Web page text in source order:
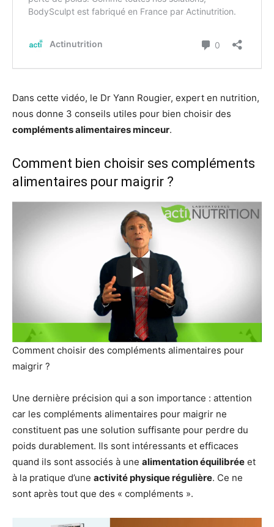
Dans cette vidéo, le Dr Yann Rougier, expert en nutrition,
nous donne 3 conseils utiles pour bien choisir des
compléments alimentaires minceur.
Comment bien choisir ses compléments
alimentaires pour maigrir ?
Comment choisir des compléments alimentaires pour
maigrir ?
Une dernière précision qui a son importance : attention
car les compléments alimentaires pour maigrir ne
constituent pas une solution suffisante pour perdre du
poids durablement. Ils sont intéressants et efficaces
quand ils sont associés à une alimentation équilibrée et
à la pratique d’une activité physique régulière. Ce ne
sont après tout que des « compléments ».